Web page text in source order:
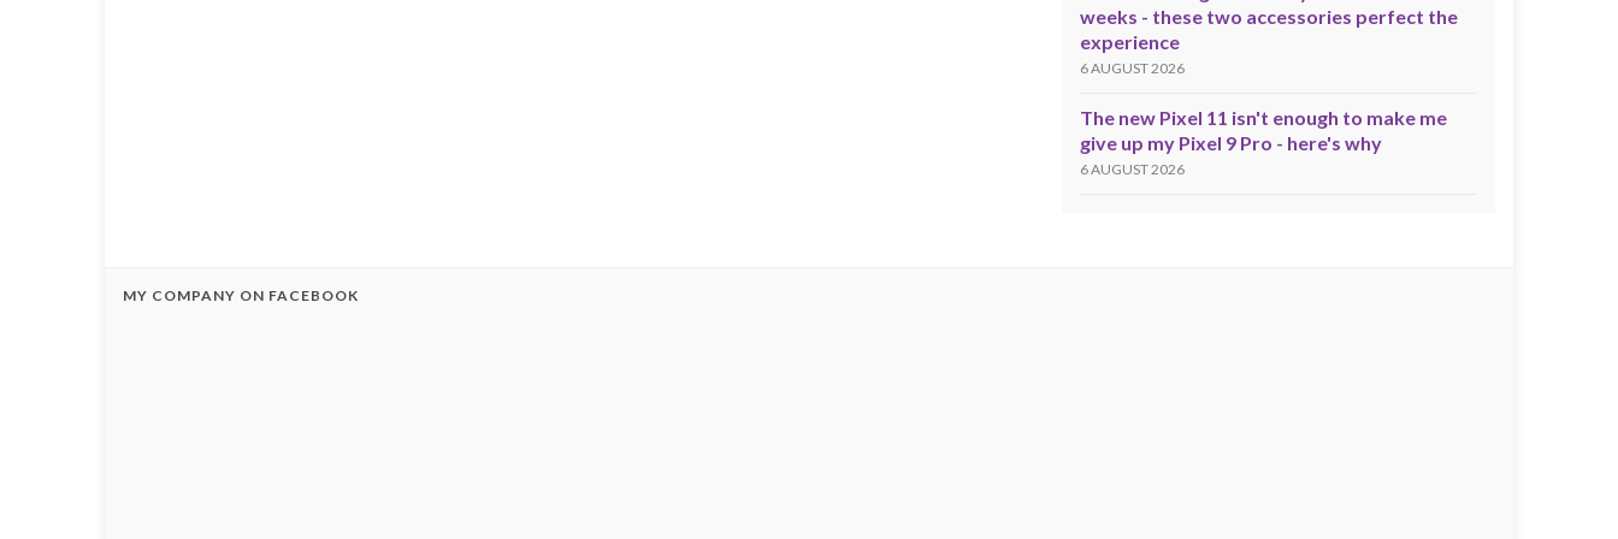
weeks - these two accessories perfect the
experience
6 AUGUST 2026
The new Pixel 11 isn't enough to make me
give up my Pixel 9 Pro - here's why
6 AUGUST 2026
MY COMPANY ON FACEBOOK